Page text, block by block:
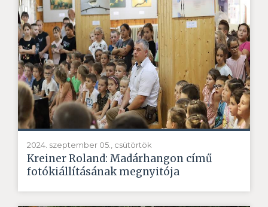
2024. szeptember 05., csütörtök
Kreiner Roland: Madárhangon című
fotókiállításának megnyitója